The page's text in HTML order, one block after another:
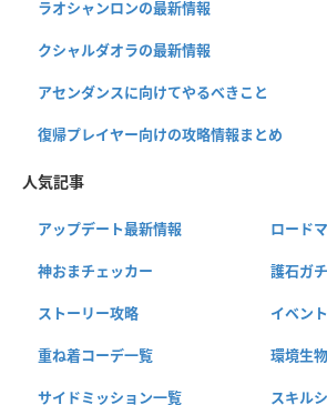
ラオシャンロンの最新情報
クシャルダオラの最新情報
アセンダンスに向けてやるべきこと
復帰プレイヤー向けの攻略情報まとめ
人気記事
アップデート最新情報 ロード
神おまチェッカー 護石ガ
ストーリー攻略 イベン
重ね着コーデ一覧 環境生
サイドミッション一覧 スキル